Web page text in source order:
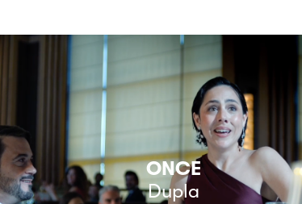
ONCE
Dupla